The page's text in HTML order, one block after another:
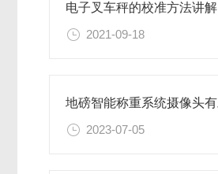
电子叉车秤的校准方法讲解
2021-09-18
2023-07-05